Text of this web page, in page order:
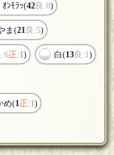
ｵﾝﾓﾗｯ(42良:8)
ま(21良:5)
:6正:1) 白(13良:1)
め(1正:1)